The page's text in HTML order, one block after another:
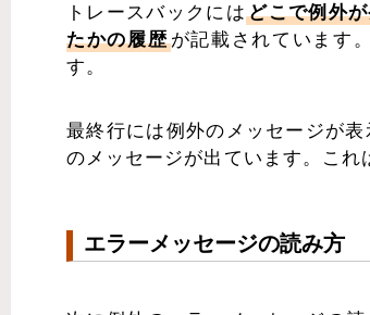
トレースバックにはどこで例外
たかの履歴が記載されています
す。
最終行には例外のメッセージが
のメッセージが出ています。これ
エラーメッセージの読み方